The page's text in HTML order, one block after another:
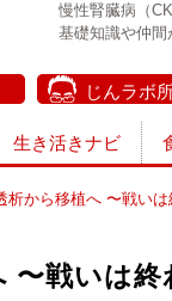
慢性腎臓病（
基礎知識や仲間
じんラボ
生き活きナビ
析から移植へ 〜戦い
〜戦いは終